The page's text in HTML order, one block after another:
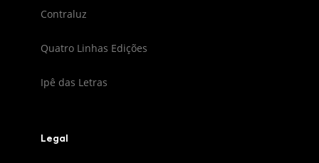
Contraluz
Quatro Linhas Edições
Ipê das Letras
Legal